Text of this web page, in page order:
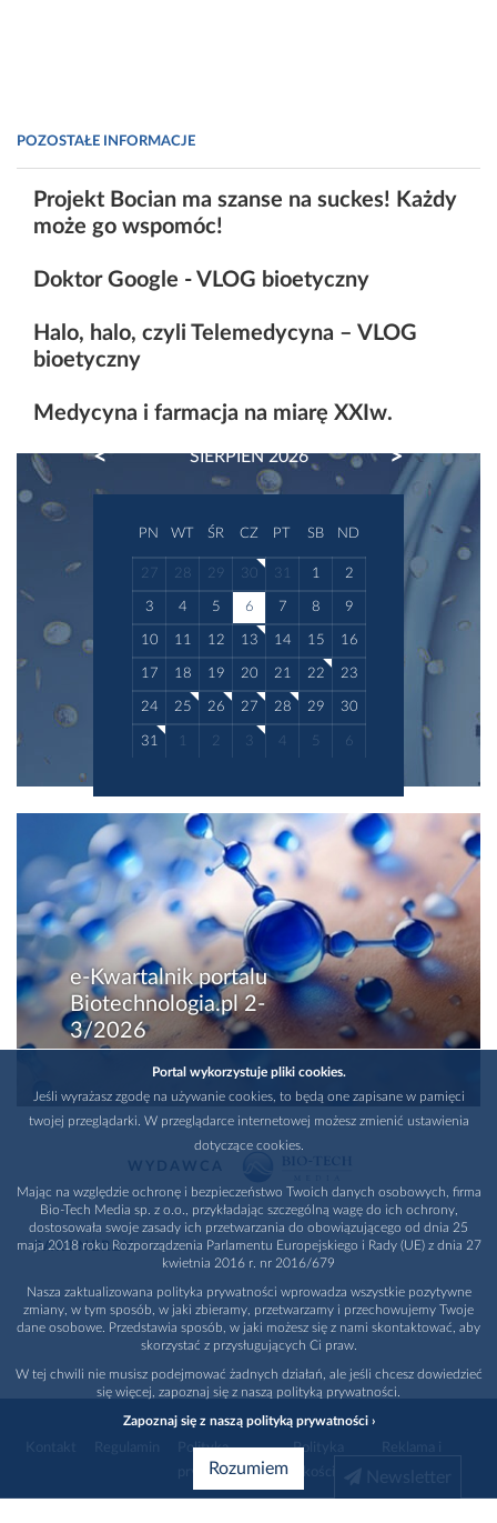
POZOSTAŁE INFORMACJE
Projekt Bocian ma szanse na suckes! Każdy
może go wspomóc!
Doktor Google - VLOG bioetyczny
Halo, halo, czyli Telemedycyna – VLOG
bioetyczny
Medycyna i farmacja na miarę XXIw.
SIERPIEŃ 2026
PREVIOUS NEXT
PN WT ŚR CZ PT SB ND
27 28 29 30 31 1 2
3 4 5 6 7 8 9
10 11 12 13 14 15 16
17 18 19 20 21 22 23
24 25 26 27 28 29 30
31 1 2 3 4 5 6
e-Kwartalnik portalu
Biotechnologia.pl 2-
3/2026
PARTNERZY
Polityka
prywatności
Polityka
Portal wykorzystuje pliki cookies.
Jeśli wyrażasz zgodę na używanie cookies, to będą one zapisane w pamięci
twojej przeglądarki. W przeglądarce internetowej możesz zmienić ustawienia
dotyczące cookies.
Mając na względzie ochronę i bezpieczeństwo Twoich danych osobowych, firma
Bio-Tech Media sp. z o.o., przykładając szczególną wagę do ich ochrony,
dostosowała swoje zasady ich przetwarzania do obowiązującego od dnia 25
maja 2018 roku Rozporządzenia Parlamentu Europejskiego i Rady (UE) z dnia 27
kwietnia 2016 r. nr 2016/679
Nasza zaktualizowana polityka prywatności wprowadza wszystkie pozytywne
zmiany, w tym sposób, w jaki zbieramy, przetwarzamy i przechowujemy Twoje
dane osobowe. Przedstawia sposób, w jaki możesz się z nami skontaktować, aby
skorzystać z przysługujących Ci praw.
W tej chwili nie musisz podejmować żadnych działań, ale jeśli chcesz dowiedzieć
się więcej, zapoznaj się z naszą polityką prywatności.
Zapoznaj się z naszą polityką prywatności ›
Rozumiem